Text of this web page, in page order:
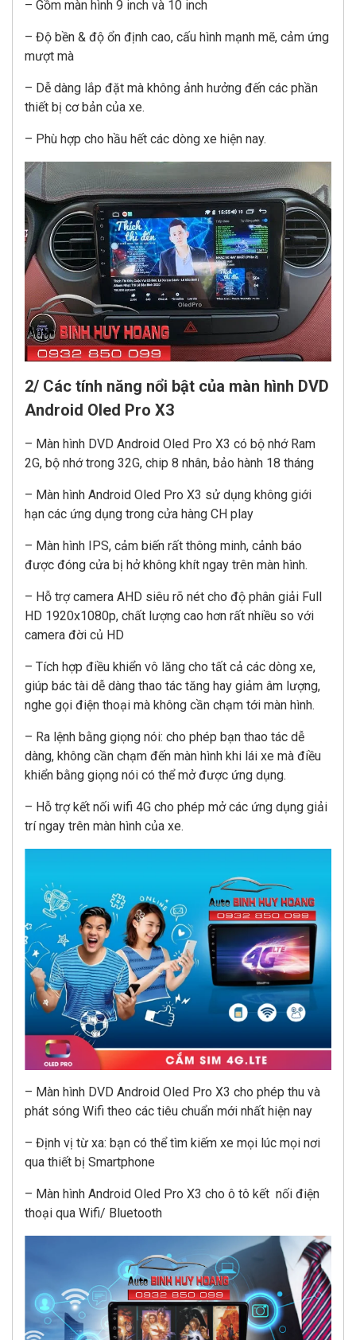
– Gồm màn hình 9 inch và 10 inch
– Độ bền & độ ổn định cao, cấu hình mạnh mẽ, cảm ứng
mượt mà
– Dễ dàng lắp đặt mà không ảnh hưởng đến các phần
thiết bị cơ bản của xe.
– Phù hợp cho hầu hết các dòng xe hiện nay.
2/ Các tính năng nổi bật của màn hình DVD
Android Oled Pro X3
– Màn hình DVD Android Oled Pro X3 có bộ nhớ Ram
2G, bộ nhớ trong 32G, chip 8 nhân, bảo hành 18 tháng
– Màn hình Android Oled Pro X3 sử dụng không giới
hạn các ứng dụng trong cửa hàng CH play
– Màn hình IPS, cảm biến rất thông minh, cảnh báo
được đóng cửa bị hở không khít ngay trên màn hình.
– Hỗ trợ camera AHD siêu rõ nét cho độ phân giải Full
HD 1920x1080p, chất lượng cao hơn rất nhiều so với
camera đời củ HD
– Tích hợp điều khiển vô lăng cho tất cả các dòng xe,
giúp bác tài dễ dàng thao tác tăng hay giảm âm lượng,
nghe gọi điện thoại mà không cần chạm tới màn hình.
– Ra lệnh bằng giọng nói: cho phép bạn thao tác dễ
dàng, không cần chạm đến màn hình khi lái xe mà điều
khiển bằng giọng nói có thể mở được ứng dụng.
– Hỗ trợ kết nối wifi 4G cho phép mở các ứng dụng giải
trí ngay trên màn hình của xe.
– Màn hình DVD Android Oled Pro X3 cho phép thu và
phát sóng Wifi theo các tiêu chuẩn mới nhất hiện nay
– Định vị từ xa: bạn có thể tìm kiếm xe mọi lúc mọi nơi
qua thiết bị Smartphone
– Màn hình Android Oled Pro X3 cho ô tô kết nối điện
thoại qua Wifi/ Bluetooth